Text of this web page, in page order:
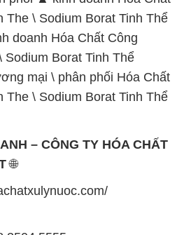
The \ Sodium Borat Tinh Thể
– CÔNG TY HÓA CHẤT
🌐